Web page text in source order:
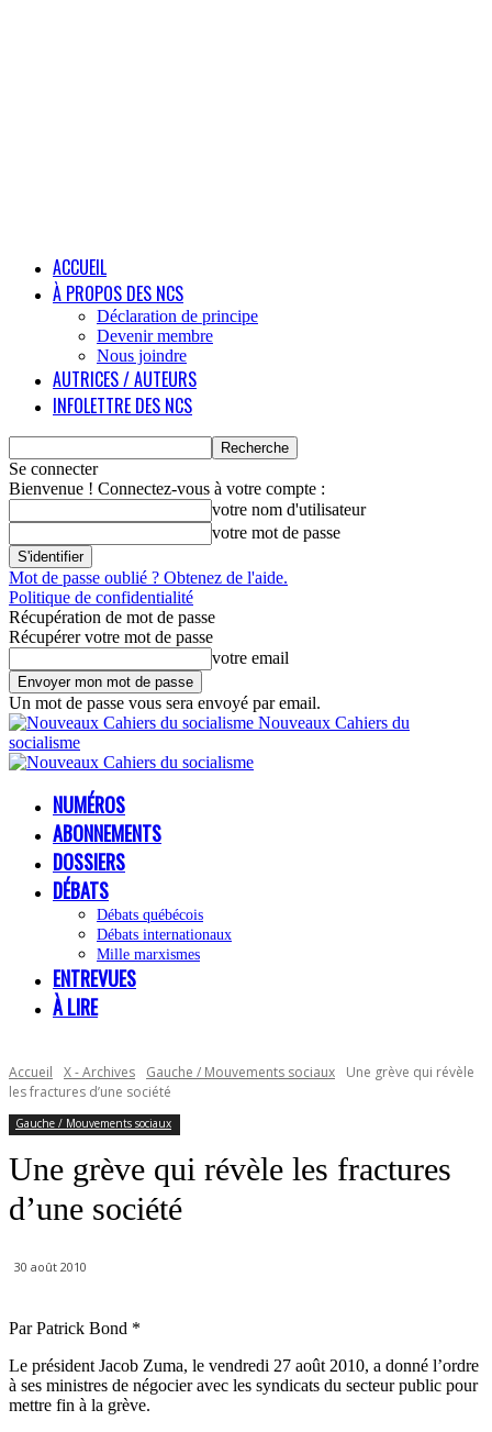
ACCUEIL
À PROPOS DES NCS
Déclaration de principe
Devenir membre
Nous joindre
AUTRICES / AUTEURS
INFOLETTRE DES NCS
Se connecter
Bienvenue ! Connectez-vous à votre compte :
votre nom d'utilisateur
votre mot de passe
Mot de passe oublié ? Obtenez de l'aide.
Politique de confidentialité
Récupération de mot de passe
Récupérer votre mot de passe
votre email
Un mot de passe vous sera envoyé par email.
Nouveaux Cahiers du
socialisme
NUMÉROS
ABONNEMENTS
DOSSIERS
DÉBATS
Débats québécois
Débats internationaux
Mille marxismes
ENTREVUES
À LIRE
Accueil X - Archives Gauche / Mouvements sociaux
Une grève qui révèle
les fractures d’une société
Gauche / Mouvements sociaux
Une grève qui révèle les fractures
d’une société
30 août 2010
Par Patrick Bond *
Le président Jacob Zuma, le vendredi 27 août 2010, a donné l’ordre
à ses ministres de négocier avec les syndicats du secteur public pour
mettre fin à la grève.